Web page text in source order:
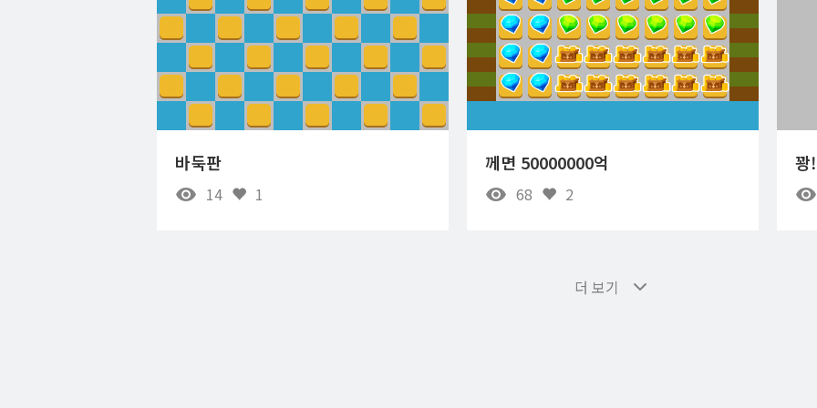
바둑판
14 1
께면 50000000억
68 2
더 보기